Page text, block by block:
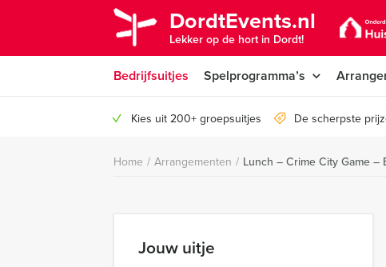
DordtEvents.nl
Lekker op de hort in Dordt!
Bedrijfsuitjes Spelprogramma’s
Kies uit 200+ groepsuitjes De scherpste
Home / Arrangementen / Lunch – Crime City Game
Jouw uitje